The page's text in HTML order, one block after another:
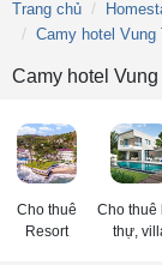
Trang chủ
Camy hotel Vung
Camy hotel Vung
Cho thuê
Resort
Cho thuê
thự,